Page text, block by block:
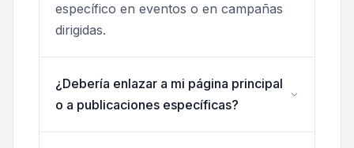
específico en eventos o en campañas
dirigidas.
¿Debería enlazar a mi página principal
o a publicaciones específicas?